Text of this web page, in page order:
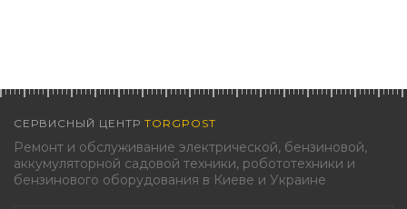
СЕРВИСНЫЙ ЦЕНТР TORGPOST
Ремонт и обслуживание электрической, бензиновой,
аккумуляторной садовой техники, робототехники и
бензинового оборудования в Киеве и Украине